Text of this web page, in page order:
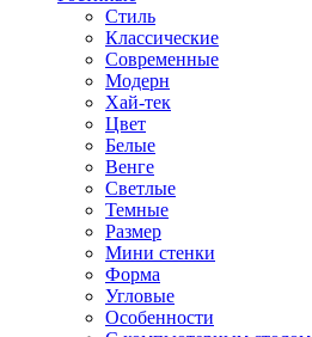
Стиль
Классические
Современные
Модерн
Хай-тек
Цвет
Белые
Венге
Светлые
Темные
Размер
Мини стенки
Форма
Угловые
Особенности